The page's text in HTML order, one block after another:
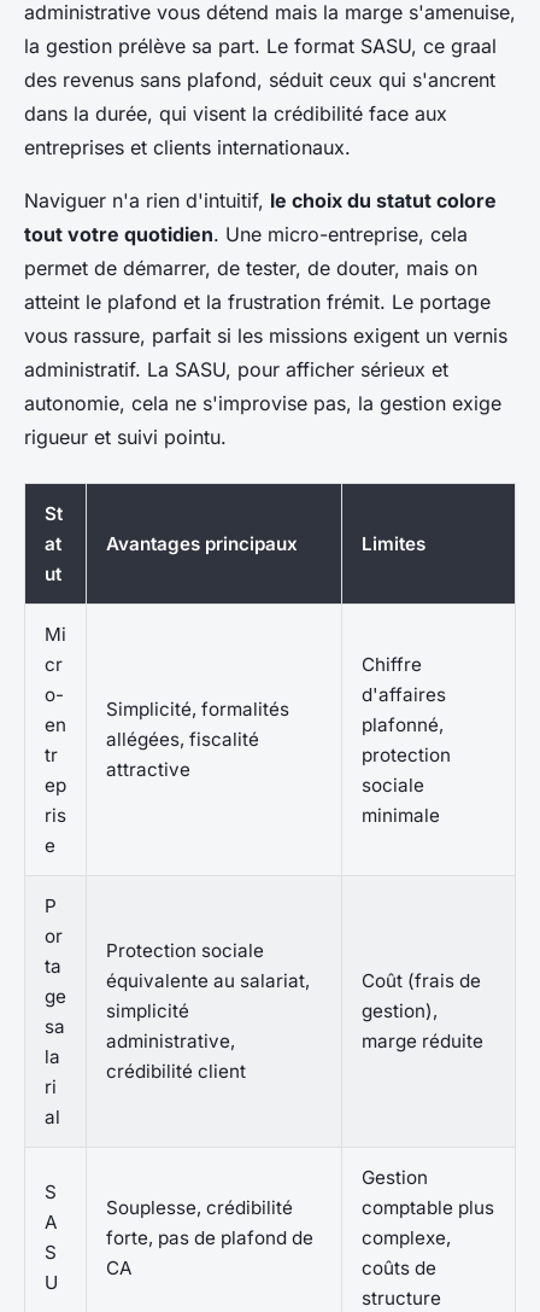
administrative vous détend mais la marge s'amenuise,
la gestion prélève sa part. Le format SASU, ce graal
des revenus sans plafond, séduit ceux qui s'ancrent
dans la durée, qui visent la crédibilité face aux
entreprises et clients internationaux.
Naviguer n'a rien d'intuitif, le choix du statut colore
tout votre quotidien. Une micro-entreprise, cela
permet de démarrer, de tester, de douter, mais on
atteint le plafond et la frustration frémit. Le portage
vous rassure, parfait si les missions exigent un vernis
administratif. La SASU, pour afficher sérieux et
autonomie, cela ne s'improvise pas, la gestion exige
rigueur et suivi pointu.
St
at
ut
Avantages principaux Limites
Mi
cr
o-
en
tr
ep
ris
e
Simplicité, formalités
allégées, fiscalité
attractive
Chiffre
d'affaires
plafonné,
protection
sociale
minimale
P
or
ta
ge
sa
la
ri
al
Protection sociale
équivalente au salariat,
simplicité
administrative,
crédibilité client
Coût (frais de
gestion),
marge réduite
S
A
S
U
Souplesse, crédibilité
forte, pas de plafond de
CA
Gestion
comptable plus
complexe,
coûts de
structure